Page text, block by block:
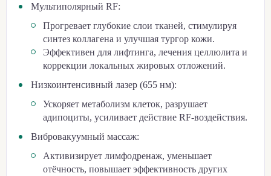
Мультиполярный RF:
Прогревает глубокие слои тканей, стимулируя
синтез коллагена и улучшая тургор кожи.
Эффективен для лифтинга, лечения целлюлита и
коррекции локальных жировых отложений.
Низкоинтенсивный лазер (655 нм):
Ускоряет метаболизм клеток, разрушает
адипоциты, усиливает действие RF-воздействия.
Вибровакуумный массаж:
Активизирует лимфодренаж, уменьшает
отёчность, повышает эффективность других